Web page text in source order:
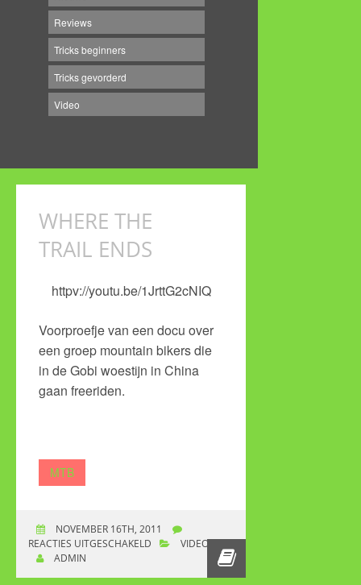
Reviews
Tricks beginners
Tricks gevorderd
Video
WHERE THE
TRAIL ENDS
httpv://youtu.be/1JrttG2cNIQ
Voorproefje van een docu over
een groep mountain bikers die
in de Gobi woestijn in China
gaan freeriden.
MTB
NOVEMBER 16TH, 2011
REACTIES UITGESCHAKELD VOOR WHERE THE
VIDEO
ADMIN